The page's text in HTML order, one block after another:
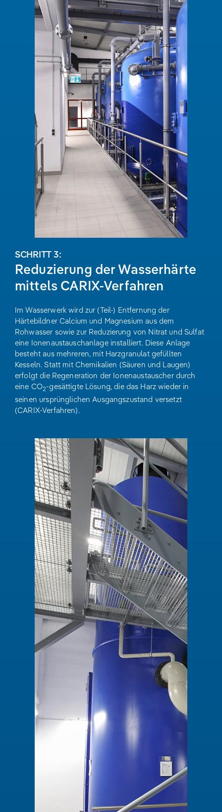
SCHRITT 3:
Reduzierung der Wasserhärte
mittels CARIX-Verfahren
Im Wasserwerk wird zur (Teil-) Entfernung der
Härtebildner Calcium und Magnesium aus dem
Rohwasser sowie zur Reduzierung von Nitrat und Sulfat
eine Ionenaustauschanlage installiert. Diese Anlage
besteht aus mehreren, mit Harzgranulat gefüllten
Kesseln. Statt mit Chemikalien (Säuren und Laugen)
erfolgt die Regeneration der Ionenaustauscher durch
eine CO2-gesättigte Lösung, die das Harz wieder in
seinen ursprünglichen Ausgangszustand versetzt
(CARIX-Verfahren).